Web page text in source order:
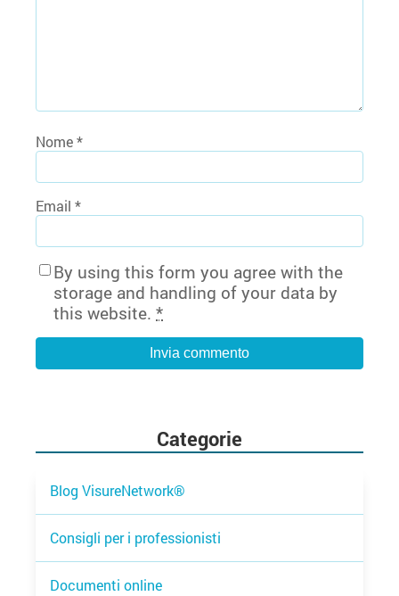
Nome*
Email *
By using this form you agree with the
storage and handling of your data by
this website. *
Categorie
Blog VisureNetwork®
Consigli per i professionisti
Documenti online